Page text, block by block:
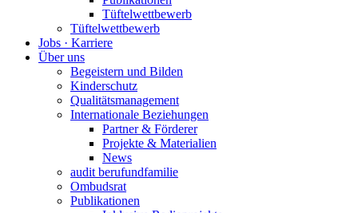
Tüftelwettbewerb
Tüftelwettbewerb
Jobs · Karriere
Über uns
Begeistern und Bilden
Kinderschutz
Qualitätsmanagement
Internationale Beziehungen
Partner & Förderer
Projekte & Materialien
News
audit berufundfamilie
Ombudsrat
Publikationen